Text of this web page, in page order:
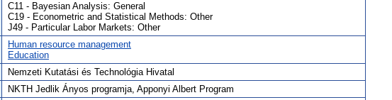
C11 - Bayesian Analysis: General
C19 - Econometric and Statistical Methods: Other
J49 - Particular Labor Markets: Other
Human resource management
Education
Nemzeti Kutatási és Technológia Hivatal
NKTH Jedlik Ányos programja, Apponyi Albert Program